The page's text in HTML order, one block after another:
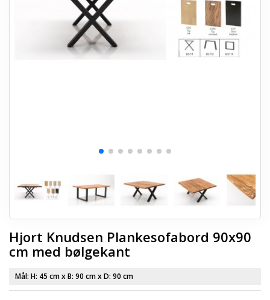
Hjort Knudsen Plankesofabord 90x90
cm med bølgekant
Mål: H: 45 cmx B: 90 cmx D: 90 cm